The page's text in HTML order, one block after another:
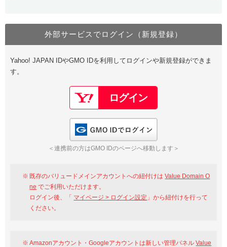
Value Domain Oneにログイン
Google
GMO ID Amazon
※AmazonはValue Domain Oneのログイン画面へ遷移します
Value Domain Oneアカウント作成
以下でも登録可能
Google Yahoo!
GMO ID
外部サービスでログイン（新規登録）
Yahoo! JAPAN IDやGMO IDを利用してログインや新規登録ができま
す。
＜連携前の方はGMO IDのページへ移動します＞
既存のバリュードメインアカウントへの紐付けはValue Domain O
ne でご利用いただけます。
ログイン後、「 マイページ > ログイン設定 」から紐付けを行って
ください。
Amazonアカウント・Googleアカウントは新しい管理パネルValue